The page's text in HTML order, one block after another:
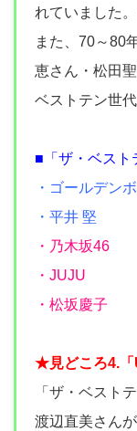
れていました
また、70～80
恵さん・松田
ベストテン世
■「ザ・ベスト
・ゴールデン
・平井 堅
・乃木坂46
・JUJU
・松坂慶子
★見どころ4.「
「ザ・ベスト
渡辺直美さん